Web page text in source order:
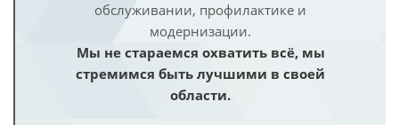
обслуживании, профилактике и
модернизации.
Мы не стараемся охватить всё, мы
стремимся быть лучшими в своей
области.